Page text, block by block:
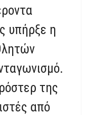
υπήρξε η
της
από